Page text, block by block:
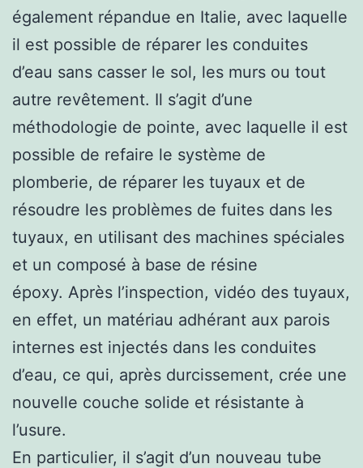
également répandue en Italie, avec laquelle
il est possible de réparer les conduites
d’eau sans casser le sol, les murs ou tout
autre revêtement. Il s’agit d’une
méthodologie de pointe, avec laquelle il est
possible de refaire le système de
plomberie, de réparer les tuyaux et de
résoudre les problèmes de fuites dans les
tuyaux, en utilisant des machines spéciales
et un composé à base de résine
époxy. Après l’inspection, vidéo des tuyaux,
en effet, un matériau adhérant aux parois
internes est injectés dans les conduites
d’eau, ce qui, après durcissement, crée une
nouvelle couche solide et résistante à
l’usure.
En particulier, il s’agit d’un nouveau tube